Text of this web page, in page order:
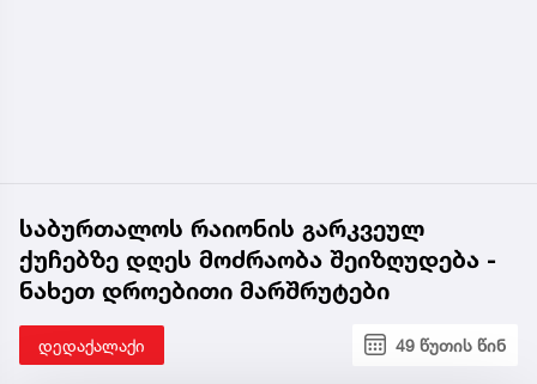
საბურთალოს რაიონის გარკვეულ
ქუჩებზე დღეს მოძრაობა შეიზღუდება -
ნახეთ დროებითი მარშრუტები
დედაქალაქი 49 წუთის წინ